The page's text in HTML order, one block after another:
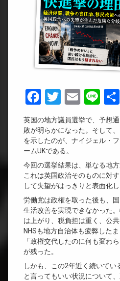
Facebook
Twitter
Email
Line
英国の地方議員選挙で、予想
敗が明らかになった。そして
を示したのが、ナイジェル・
ームUKである。
今回の選挙結果は、単なる地
これは英国政治そのものに対
して失望がはっきりと表面化
労働党は政権を取った後も、
生活改善を実現できなかった
は上がり、税負担は重く、公
NHSも地方自治体も疲弊した
「政権交代したのに何も変わ
が残った。
しかも、この2年近く続いて
と言ってもいい状況について